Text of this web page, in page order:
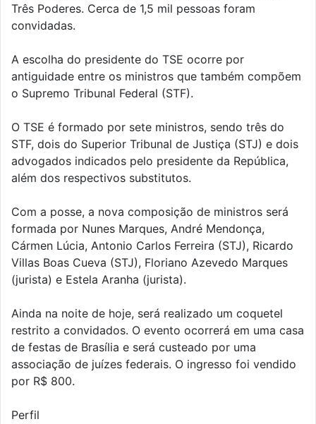
Três Poderes. Cerca de 1,5 mil pessoas foram
convidadas.
A escolha do presidente do TSE ocorre por
antiguidade entre os ministros que também compõem
o Supremo Tribunal Federal (STF).
O TSE é formado por sete ministros, sendo três do
STF, dois do Superior Tribunal de Justiça (STJ) e dois
advogados indicados pelo presidente da República,
além dos respectivos substitutos.
Com a posse, a nova composição de ministros será
formada por Nunes Marques, André Mendonça,
Cármen Lúcia, Antonio Carlos Ferreira (STJ), Ricardo
Villas Boas Cueva (STJ), Floriano Azevedo Marques
(jurista) e Estela Aranha (jurista).
Ainda na noite de hoje, será realizado um coquetel
restrito a convidados. O evento ocorrerá em uma casa
de festas de Brasília e será custeado por uma
associação de juízes federais. O ingresso foi vendido
por R$ 800.
Perfil